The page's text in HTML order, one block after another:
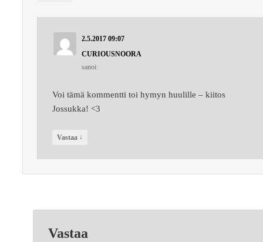
2.5.2017 09:07
CURIOUSNOORA
sanoi:
Voi tämä kommentti toi hymyn huulille – kiitos
Jossukka! <3
Vastaa ↓
Vastaa